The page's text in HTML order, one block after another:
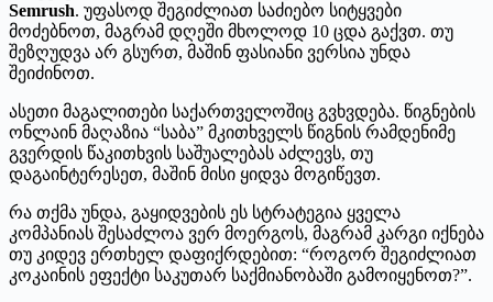
Semrush. უფასოდ შეგიძლიათ საძიებო სიტყვები
მოძებნოთ, მაგრამ დღეში მხოლოდ 10 ცდა გაქვთ. თუ
შეზღუდვა არ გსურთ, მაშინ ფასიანი ვერსია უნდა
შეიძინოთ.
ასეთი მაგალითები საქართველოშიც გვხვდება. წიგნების
ონლაინ მაღაზია “საბა” მკითხველს წიგნის რამდენიმე
გვერდის წაკითხვის საშუალებას აძლევს, თუ
დაგაინტერესეთ, მაშინ მისი ყიდვა მოგიწევთ.
რა თქმა უნდა, გაყიდვების ეს სტრატეგია ყველა
კომპანიას შესაძლოა ვერ მოერგოს, მაგრამ კარგი იქნება
თუ კიდევ ერთხელ დაფიქრდებით: “როგორ შეგიძლიათ
კოკაინის ეფექტი საკუთარ საქმიანობაში გამოიყენოთ?”.